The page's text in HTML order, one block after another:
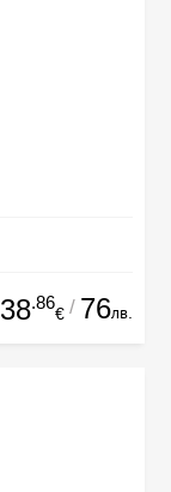
38.86
€ / 76лв.